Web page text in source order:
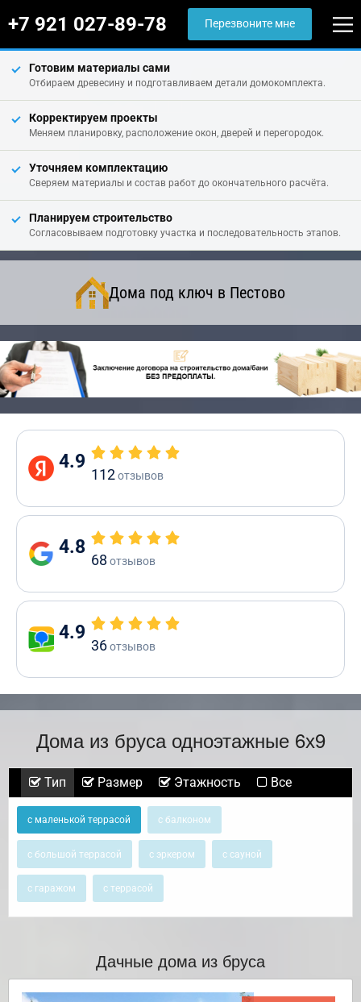
+7 921 027-89-78 Перезвоните мне
Готовим материалы сами
Отбираем древесину и подготавливаем детали домокомплекта.
Корректируем проекты
Меняем планировку, расположение окон, дверей и перегородок.
Уточняем комплектацию
Сверяем материалы и состав работ до окончательного расчёта.
Планируем строительство
Согласовываем подготовку участка и последовательность этапов.
Дома под ключ в Пестово
4.9
112отзывов
4.8
68 отзывов
4.9
36отзывов
Дома из бруса одноэтажные 6х9
Тип Размер Этажность Все
с маленькой террасой с балконом
с большой террасой с эркером с сауной
с гаражом с террасой
Дачные дома из бруса